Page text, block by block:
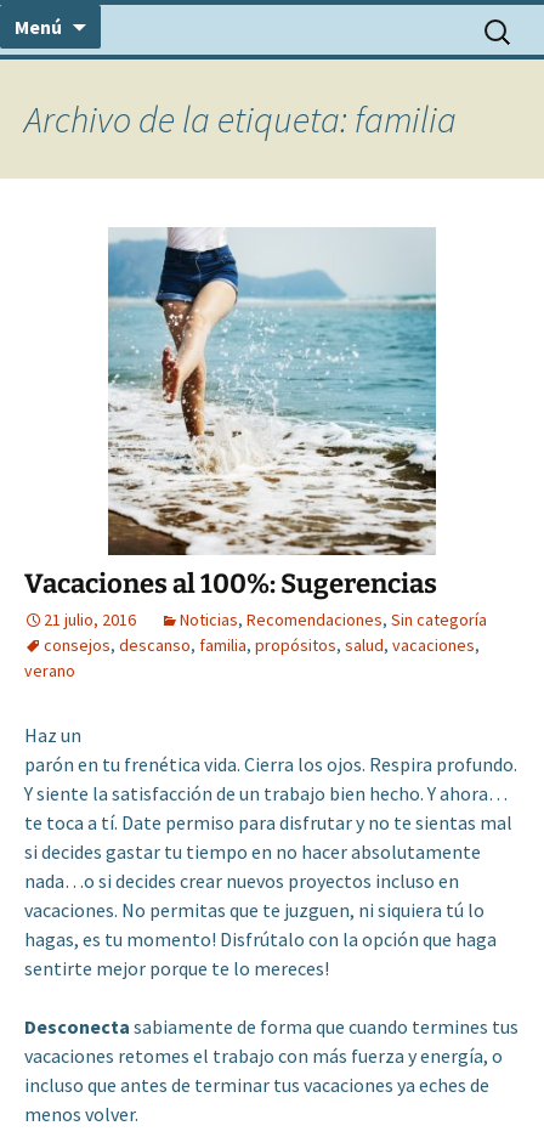
Saltar
al Consulta Dr. Álvarez
Centro Médico Psicosomático
Menú Buscar:
Archivo de la etiqueta: familia
Vacaciones al 100%: Sugerencias
21 julio, 2016 Noticias, Recomendaciones, Sin categoría
consejos, descanso, familia, propósitos, salud, vacaciones,
verano
Haz un
parón en tu frenética vida. Cierra los ojos. Respira profundo.
Y siente la satisfacción de un trabajo bien hecho. Y ahora…
te toca a tí. Date permiso para disfrutar y no te sientas mal
si decides gastar tu tiempo en no hacer absolutamente
nada…o si decides crear nuevos proyectos incluso en
vacaciones. No permitas que te juzguen, ni siquiera tú lo
hagas, es tu momento! Disfrútalo con la opción que haga
sentirte mejor porque te lo mereces!
Desconecta sabiamente de forma que cuando termines tus
vacaciones retomes el trabajo con más fuerza y energía, o
incluso que antes de terminar tus vacaciones ya eches de
menos volver.